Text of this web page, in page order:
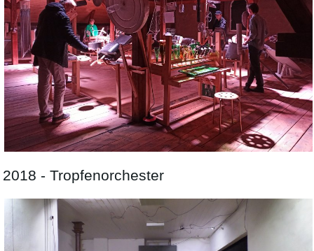
2018 - Tropfenorchester